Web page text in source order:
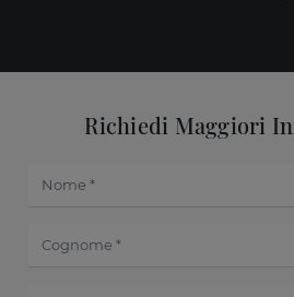
Richiedi Maggiori